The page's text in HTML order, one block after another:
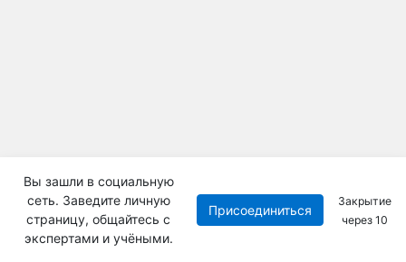
Вы зашли в социальную
сеть. Заведите личную
страницу, общайтесь с
экспертами и учёными.
Присоединиться
Закрытие
через 10